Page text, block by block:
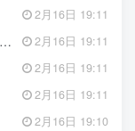
2月16日 19:11
2月16日 19:11
2月16日 19:11
2月16日 19:11
2月16日 19:10
4月6日 06:51
影视音乐